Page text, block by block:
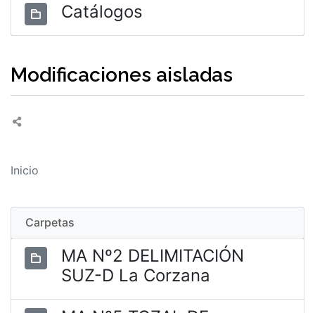
Catálogos
Modificaciones aisladas
Inicio
Carpetas
MA Nº2 DELIMITACIÓN
SUZ-D La Corzana